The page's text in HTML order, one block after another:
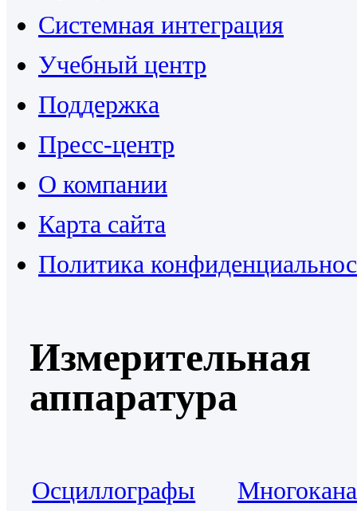
Системная интеграция
Учебный центр
Поддержка
Пресс-центр
О компании
Карта сайта
Политика
Измерительная
аппаратура
Осциллографы